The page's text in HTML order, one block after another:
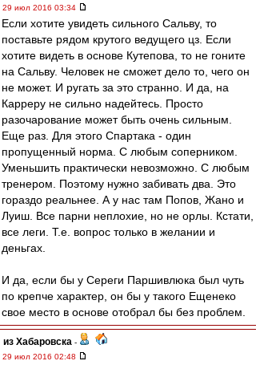
29 июл 2016 03:34
Если хотите увидеть сильного Сальву, то
поставьте рядом крутого ведущего цз. Если
хотите видеть в основе Кутепова, то не гоните
на Сальву. Человек не сможет дело то, чего он
не может. И ругать за это странно. И да, на
Карреру не сильно надейтесь. Просто
разочарование может быть очень сильным.
Еще раз. Для этого Спартака - один
пропущенный норма. С любым соперником.
Уменьшить практически невозможно. С любым
тренером. Поэтому нужно забивать два. Это
гораздо реальнее. А у нас там Попов, Жано и
Луиш. Все парни неплохие, но не орлы. Кстати,
все леги. Т.е. вопрос только в желании и
деньгах.
И да, если бы у Сереги Паршивлюка был чуть
по крепче характер, он бы у такого Ещенеко
свое место в основе отобрал бы без проблем.
из Хабаровска -
29 июл 2016 02:48